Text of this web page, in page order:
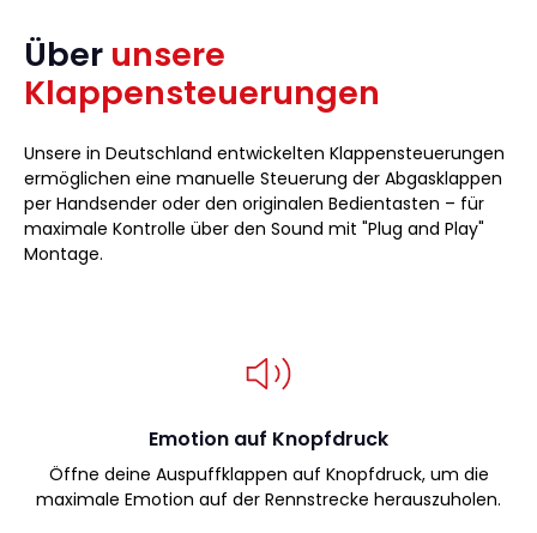
Über unsere
Klappensteuerungen
Unsere in Deutschland entwickelten Klappensteuerungen
ermöglichen eine manuelle Steuerung der Abgasklappen
per Handsender oder den originalen Bedientasten – für
maximale Kontrolle über den Sound mit "Plug and Play"
Montage.
Emotion auf Knopfdruck
Öffne deine Auspuffklappen auf Knopfdruck, um die
maximale Emotion auf der Rennstrecke herauszuholen.